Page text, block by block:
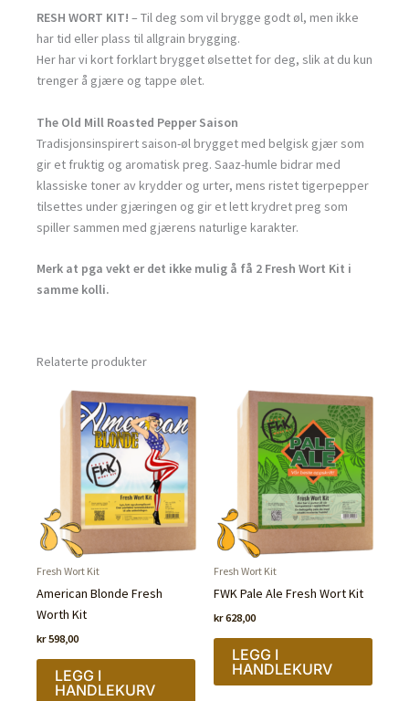
RESH WORT KIT! – Til deg som vil brygge godt øl, men ikke
har tid eller plass til allgrain brygging.
Her har vi kort forklart brygget ølsettet for deg, slik at du kun
trenger å gjære og tappe ølet.
The Old Mill Roasted Pepper Saison
Tradisjonsinspirert saison-øl brygget med belgisk gjær som
gir et fruktig og aromatisk preg. Saaz-humle bidrar med
klassiske toner av krydder og urter, mens ristet tigerpepper
tilsettes under gjæringen og gir et lett krydret preg som
spiller sammen med gjærens naturlige karakter.
Merk at pga vekt er det ikke mulig å få 2 Fresh Wort Kit i
samme kolli.
Relaterte produkter
Fresh Wort Kit
American Blonde Fresh
Worth Kit
kr598,00
LEGG I
HANDLEKURV
Fresh Wort Kit
FWK Pale Ale Fresh Wort Kit
kr628,00
LEGG I
HANDLEKURV